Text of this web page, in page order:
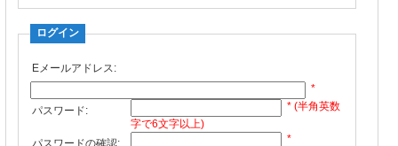
ログイン
Eメールアドレス:
*
パスワード:
* (半角英数
字で6文字以上)
パスワードの確認:
*